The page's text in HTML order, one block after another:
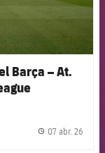
Barça – At.
07 abr. 26